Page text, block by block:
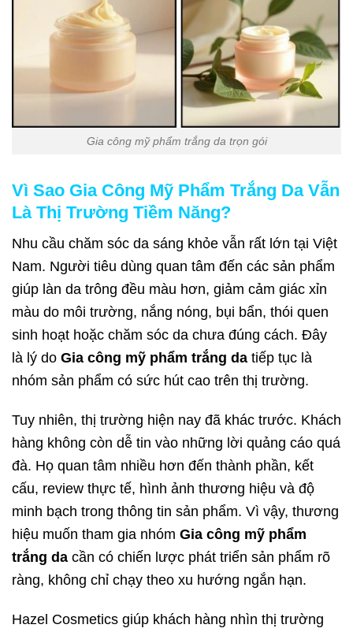
Gia công mỹ phẩm trắng da trọn gói
Vì Sao Gia Công Mỹ Phẩm Trắng Da Vẫn
Là Thị Trường Tiềm Năng?
Nhu cầu chăm sóc da sáng khỏe vẫn rất lớn tại Việt
Nam. Người tiêu dùng quan tâm đến các sản phẩm
giúp làn da trông đều màu hơn, giảm cảm giác xỉn
màu do môi trường, nắng nóng, bụi bẩn, thói quen
sinh hoạt hoặc chăm sóc da chưa đúng cách. Đây
là lý do Gia công mỹ phẩm trắng da tiếp tục là
nhóm sản phẩm có sức hút cao trên thị trường.
Tuy nhiên, thị trường hiện nay đã khác trước. Khách
hàng không còn dễ tin vào những lời quảng cáo quá
đà. Họ quan tâm nhiều hơn đến thành phần, kết
cấu, review thực tế, hình ảnh thương hiệu và độ
minh bạch trong thông tin sản phẩm. Vì vậy, thương
hiệu muốn tham gia nhóm Gia công mỹ phẩm
trắng da cần có chiến lược phát triển sản phẩm rõ
ràng, không chỉ chạy theo xu hướng ngắn hạn.
Hazel Cosmetics giúp khách hàng nhìn thị trường